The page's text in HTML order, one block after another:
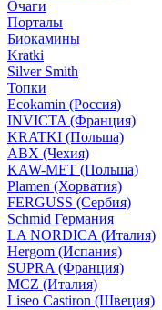
Очаги
Порталы
Биокамины
Kratki
Silver Smith
Топки
Ecokamin (Россия)
INVICTA (Франция)
KRATKI (Польша)
ABX (Чехия)
KAW-MET (Польша)
Plamen (Хорватия)
FERGUSS (Сербия)
Schmid Германия
LA NORDICA (Италия)
Hergom (Испания)
SUPRA (Франция)
MCZ (Италия)
Liseo Castiron (Швеция)